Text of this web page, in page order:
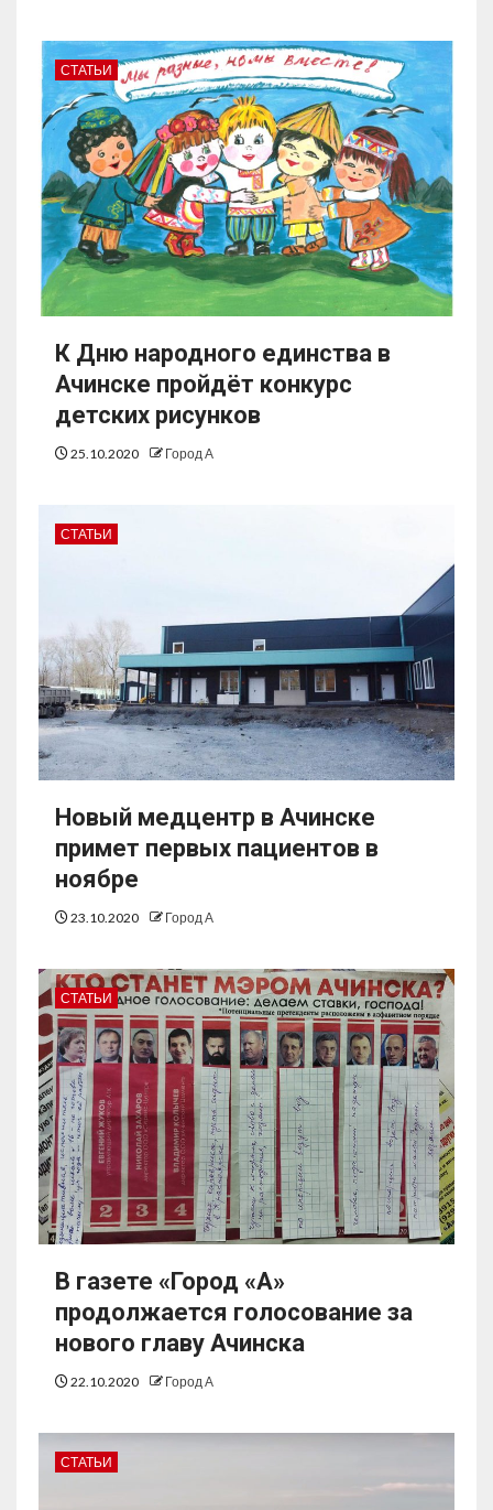
СТАТЬИ
К Дню народного единства в
Ачинске пройдёт конкурс
детских рисунков
25.10.2020 Город А
СТАТЬИ
Новый медцентр в Ачинске
примет первых пациентов в
ноябре
23.10.2020 Город А
СТАТЬИ
В газете «Город «А»
продолжается голосование за
нового главу Ачинска
22.10.2020 Город А
СТАТЬИ